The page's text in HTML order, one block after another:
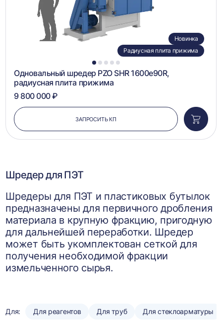
1 2 3 4 5
Новинка
Радиусная плита прижима
Одновальный шредер PZO SHR 1600e90R,
радиусная плита прижима
9 800 000 ₽
ЗАПРОСИТЬ КП
в
Шредер для ПЭТ
Шредеры для ПЭТ и пластиковых бутылок
предназначены для первичного дробления
материала в крупную фракцию, пригодную
для дальнейшей переработки. Шредер
может быть укомплектован сеткой для
получения необходимой фракции
измельченного сырья.
Для: Для реагентов Для труб Для стеклоарматуры